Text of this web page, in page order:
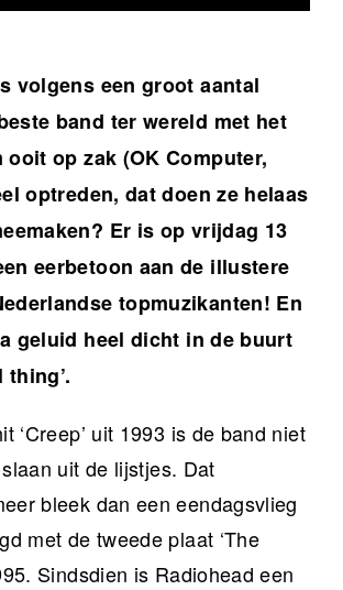
volgens een groot aantal
band ter wereld met het
ooit op zak (OK Computer,
optreden, dat doen ze helaas
Er is op vrijdag 13
eerbetoon aan de illustere
topmuzikanten! En
geluid heel dicht in de buurt
thing’.
‘Creep’ uit 1993 is de band niet
uit de lijstjes. Dat
bleek dan een eendagsvlieg
met de tweede plaat ‘The
Sindsdien is Radiohead een